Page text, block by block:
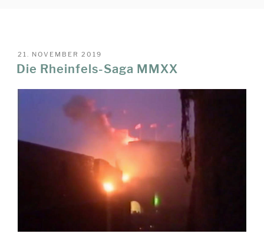
VERÖFFENTLICHT
AM
21. NOVEMBER 2019
Die Rheinfels-Saga MMXX